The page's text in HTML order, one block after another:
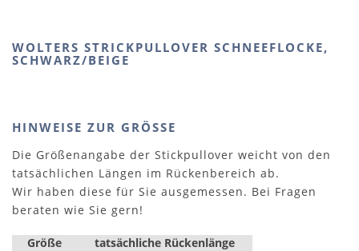
WOLTERS STRICKPULLOVER SCHNEEFLOCKE,
SCHWARZ/BEIGE
HINWEISE ZUR GRÖSSE
Die Größenangabe der Stickpullover weicht von den
tatsächlichen Längen im Rückenbereich ab.
Wir haben diese für Sie ausgemessen. Bei Fragen
beraten wie Sie gern!
Größe
tatsächliche Rückenlänge